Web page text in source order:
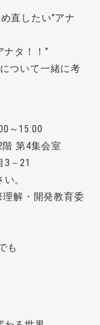
直したい”アナ
タ！！”
ついて一緒に考
～15:00
第4集会室
－21
い。
解・開発教育委
も